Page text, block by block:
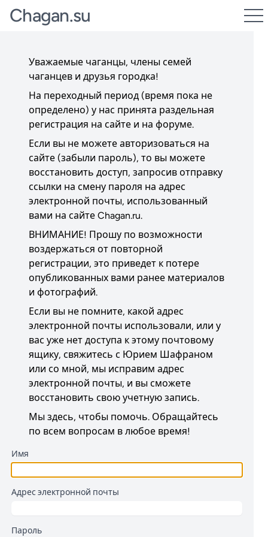
Chagan.su
Уважаемые чаганцы, члены семей
чаганцев и друзья городка!
На переходный период (время пока не
определено) у нас принята раздельная
регистрация на сайте и на форуме.
Если вы не можете авторизоваться на
сайте (забыли пароль), то вы можете
восстановить доступ, запросив отправку
ссылки на смену пароля на адрес
электронной почты, использованный
вами на сайте Chagan.ru.
ВНИМАНИЕ! Прошу по возможности
воздержаться от повторной
регистрации, это приведет к потере
опубликованных вами ранее материалов
и фотографий.
Если вы не помните, какой адрес
электронной почты использовали, или у
вас уже нет доступа к этому почтовому
ящику, свяжитесь с Юрием Шафраном
или со мной, мы исправим адрес
электронной почты, и вы сможете
восстановить свою учетную запись.
Мы здесь, чтобы помочь. Обращайтесь
по всем вопросам в любое время!
Имя
Адрес электронной почты
Пароль